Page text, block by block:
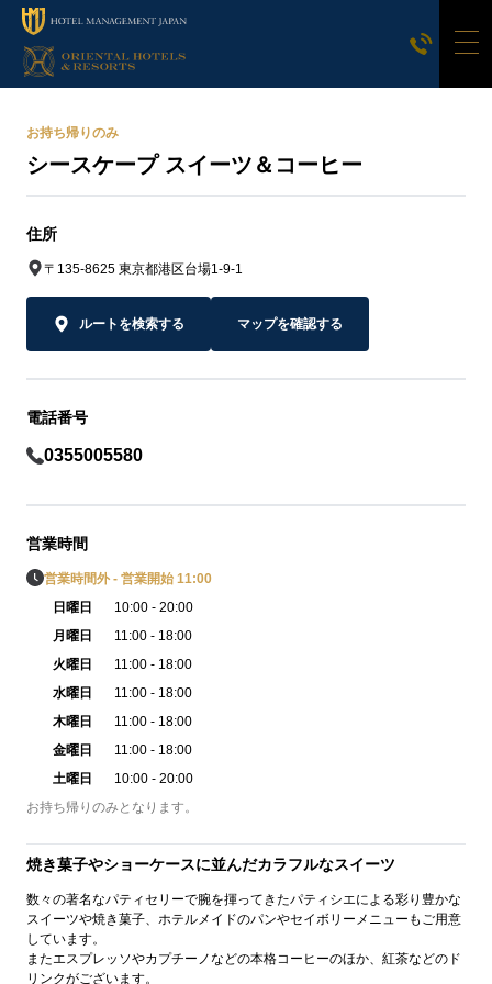
お持ち帰りのみ
シースケープ スイーツ＆コーヒー
住所
〒135-8625 東京都港区台場1-9-1
ルートを検索する マップを確認する
電話番号
0355005580
営業時間
営業時間外 - 営業開始 11:00
日曜日
10:00 - 20:00
月曜日
11:00 - 18:00
火曜日
11:00 - 18:00
水曜日
11:00 - 18:00
木曜日
11:00 - 18:00
金曜日
11:00 - 18:00
土曜日
10:00 - 20:00
お持ち帰りのみとなります。
焼き菓子やショーケースに並んだカラフルなスイーツ
数々の著名なパティセリーで腕を揮ってきたパティシエによる彩り豊かな
スイーツや焼き菓子、ホテルメイドのパンやセイボリーメニューもご用意
しています。
またエスプレッソやカプチーノなどの本格コーヒーのほか、紅茶などのド
リンクがございます。